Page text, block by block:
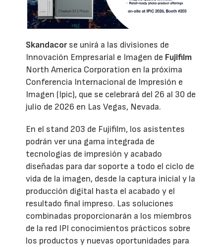
Skandacorse unirá a las divisiones de
Innovación Empresarial e Imagen de Fujifilm
North America Corporation en la próxima
Conferencia Internacional de Impresión e
Imagen (Ipic), que se celebrará del 26 al 30 de
julio de 2026 en Las Vegas, Nevada.
En el stand 203 de Fujifilm, los asistentes
podrán ver una gama integrada de
tecnologías de impresión y acabado
diseñadas para dar soporte a todo el ciclo de
vida de la imagen, desde la captura inicial y la
producción digital hasta el acabado y el
resultado final impreso. Las soluciones
combinadas proporcionarán a los miembros
de la red IPI conocimientos prácticos sobre
los productos y nuevas oportunidades para